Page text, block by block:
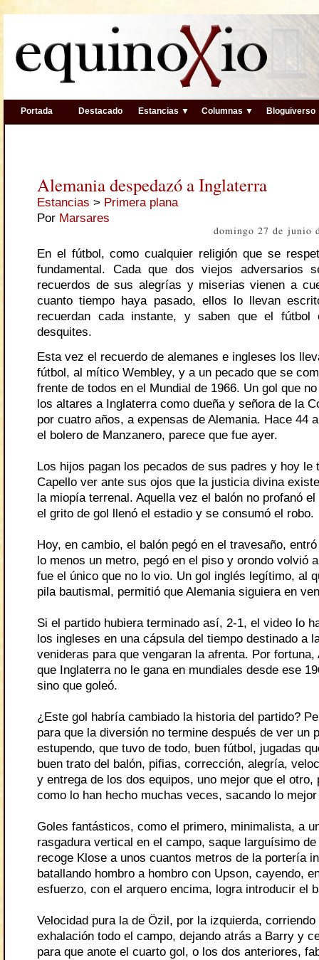
Portada Destacado Estancias ▼ Columnas ▼ Bloguiverso
Alemania despedazó a Inglaterra
Estancias > Primera plana
Por Marsares
domingo 27 de junio
En el fútbol, como cualquier religión que se
fundamental. Cada que dos viejos adversarios
recuerdos de sus alegrías y miserias vienen a
cuanto tiempo haya pasado, ellos lo llevan
recuerdan cada instante, y saben que el fútbol
desquites.
Esta vez el recuerdo de alemanes e ingleses los
fútbol, al mítico Wembley, y a un pecado que se
frente de todos en el Mundial de 1966. Un gol que
los altares a Inglaterra como dueña y señora de la
por cuatro años, a expensas de Alemania. Hace 44
el bolero de Manzanero, parece que fue ayer.
Los hijos pagan los pecados de sus padres y hoy le
Capello ver ante sus ojos que la justicia divina
la miopía terrenal. Aquella vez el balón no profanó
el grito de gol llenó el estadio y se consumó el robo.
Hoy, en cambio, el balón pegó en el travesaño,
lo menos un metro, pegó en el piso y orondo volvió
fue el único que no lo vio. Un gol inglés legítimo, al
pila bautismal, permitió que Alemania siguiera en
Si el partido hubiera terminado así, 2-1, el video lo
los ingleses en una cápsula del tiempo destinado a
venideras para que vengaran la afrenta. Por fortuna,
que Inglaterra no le gana en mundiales desde ese
sino que goleó.
¿Este gol habría cambiado la historia del partido?
para que la diversión no termine después de ver un
estupendo, que tuvo de todo, buen fútbol, jugadas
buen trato del balón, pifias, corrección, alegría,
y entrega de los dos equipos, uno mejor que el otro,
como lo han hecho muchas veces, sacando lo
Goles fantásticos, como el primero, minimalista, a
rasgadura vertical en el campo, saque larguísimo de
recoge Klose a unos cuantos metros de la portería
batallando hombro a hombro con Upson, cayendo,
esfuerzo, con el arquero encima, logra introducir el
Velocidad pura la de Özil, por la izquierda, corriendo
exhalación todo el campo, dejando atrás a Barry y
para que anote el cuarto gol, o los dos anteriores,